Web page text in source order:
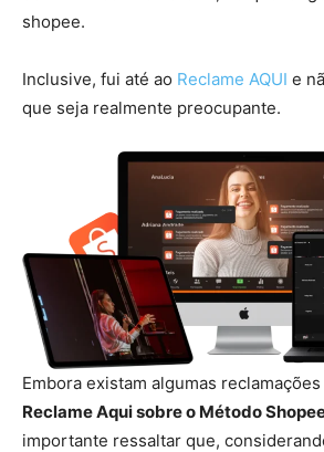
shopee.
Inclusive, fui até ao Reclame AQUI e
que seja realmente preocupante.
Embora existam algumas
Reclame Aqui sobre o Método
importante ressaltar que,